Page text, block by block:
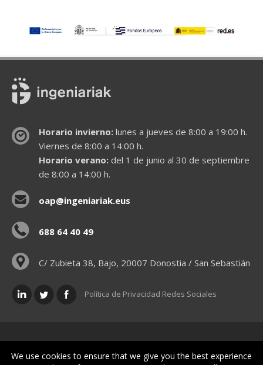
Horario invierno:lunes a jueves de 8:00 a 19:00 h.
Viernes de 8:00 a 14:00 h.
Horario verano:del 1 de junio al 30 de septiembre
de 8:00 a 14:00 h.
oap@ingeniariak.eus
688 64 40 49
C/ Zubieta 38, Bajo, 20007 Donostia / San Sebastián
Política de Privacidad Redes Sociales
Políticas legales
We use cookies to ensure that we give you the best experience